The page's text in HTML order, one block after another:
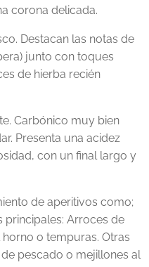
corona delicada.
Destacan las notas de
junto con toques
de hierba recién
Carbónico muy bien
Presenta una acidez
con un final largo y
de aperitivos como;
principales: Arroces de
o tempuras. Otras
pescado o mejillones al